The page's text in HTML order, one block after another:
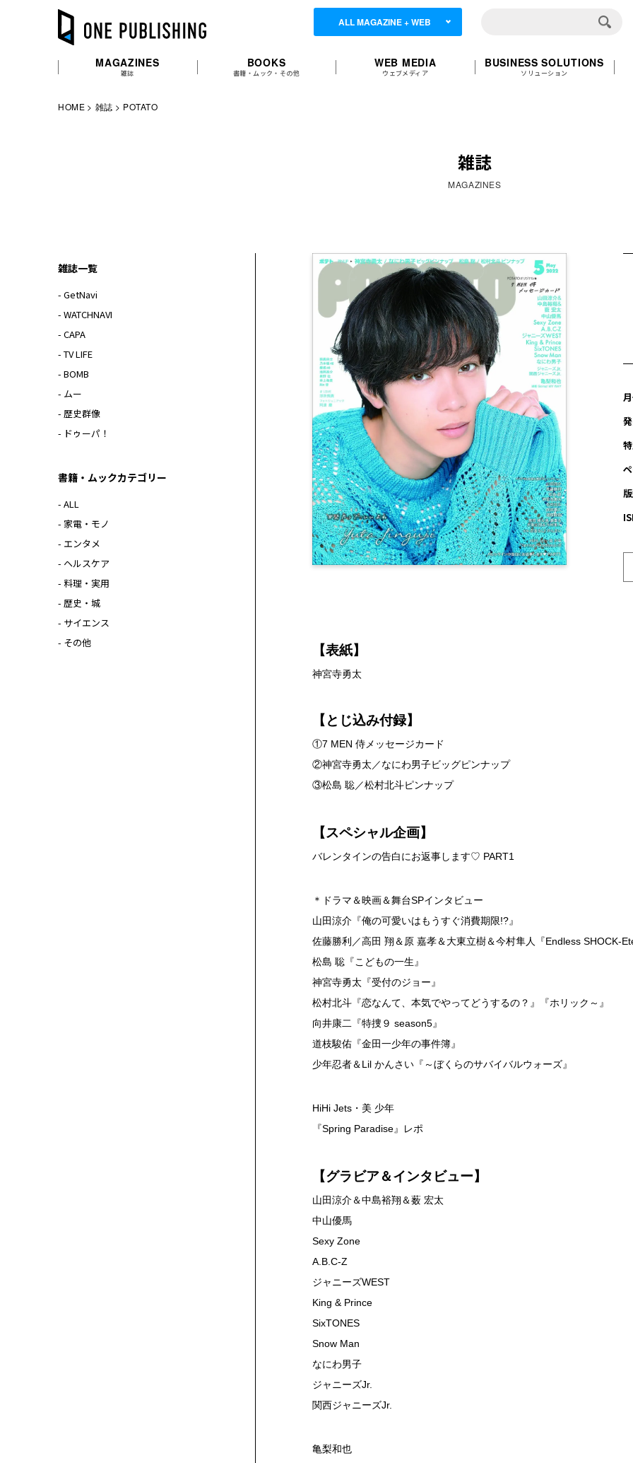
ALL MAGAZINE + WEB
MAGAZINES
雑誌
BOOKS
書籍・ムック・その他
WEB MEDIA
ウェブメディア
BUSINESS SOLUTIONS
ソリューション
HOME 雑誌 POTATO
雑誌
MAGAZINES
【表紙】
神宮寺勇太
【とじ込み付録】
①7 MEN 侍メッセージカード
②神宮寺勇太／なにわ男子ビッグピンナップ
③松島 聡／松村北斗ピンナップ
【スペシャル企画】
バレンタインの告白にお返事します♡ PART1
＊ドラマ＆映画＆舞台SPインタビュー
山田涼介『俺の可愛いはもうすぐ消費期限!?』
佐藤勝利／高田 翔＆原 嘉孝＆大東立樹＆今村隼人『Endless SHOCK-
松島 聡『こどもの一生』
神宮寺勇太『受付のジョー』
松村北斗『恋なんて、本気でやってどうするの？』『ホリック～』
向井康二『特捜９ season5』
道枝駿佑『金田一少年の事件簿』
少年忍者＆Lil かんさい『～ぼくらのサバイバルウォーズ』
HiHi Jets・美 少年
『Spring Paradise』レポ
【グラビア＆インタビュー】
山田涼介＆中島裕翔＆薮 宏太
中山優馬
Sexy Zone
A.B.C-Z
ジャニーズWEST
King & Prince
SixTONES
Snow Man
なにわ男子
ジャニーズJr.
関西ジャニーズJr.
亀梨和也
雑誌一覧
- GetNavi
- WATCHNAVI
- CAPA
- TV LIFE
- BOMB
- ムー
- 歴史群像
- ドゥーパ！
書籍・ムックカテゴリー
- ALL
- 家電・モノ
- エンタメ
- ヘルスケア
- 料理・実用
- 歴史・城
- サイエンス
- その他